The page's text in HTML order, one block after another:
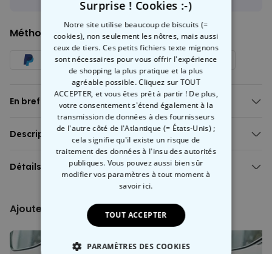
Méthode de paiment :
En bref
Chaussettes Aperol avec une photo (= visage) personnalisable
Avec différents motifs au choix
En différentes tailles
Matière : 95 % Polyester, 5 % Élasthane
Description
Chaussettes personnalisées Aperol avec visage
Les chaussettes blanches, c’est plutôt 2023, non ? Avec nos
chaussettes personnalisées Aperol, vous attirerez tous les
regards lors du prochain apéritif en terrasse ou à la prochaine
soirée d’anniversaire. L’accessoire indispensable
d’Aperol parmi vous ! Il suffit maintenant de
télécharger le visage
sur nos chaussettes Aperol, de
de fond
Détails
Chaussettes personnalisées Aperol avec visage
Convient aux pointures européennes d’environ 35-38 (taille S),
38-41 (taille M) ou 41-45 (taille L)
Matière : 95 % Polyester, 5 % Élasthane
Peut être lavé en machine à 40 °C
Ajoutez une surprise !
Surprise ! Cookies :-)
Notre site utilise beaucoup de biscuits (=
cookies), non seulement les nôtres, mais aussi
ceux de tiers. Ces petits fichiers texte mignons
sont nécessaires pour vous offrir l'expérience
de shopping la plus pratique et la plus
agréable possible. Cliquez sur TOUT
ACCEPTER, et vous êtes prêt à partir ! De plus,
votre consentement s'étend également à la
transmission de données à des fournisseurs
de l'autre côté de l'Atlantique (= États-Unis) ;
cela signifie qu'il existe un risque de
traitement des données à l'insu des autorités
publiques. Vous pouvez aussi bien sûr
modifier vos paramètres à tout momentà
savoir ici.
TOUT ACCEPTER
PARAMÈTRES DES COOKIES